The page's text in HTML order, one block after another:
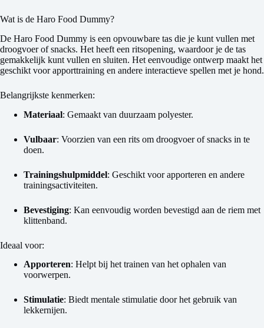
Wat is de Haro Food Dummy?
De Haro Food Dummy is een opvouwbare tas die je kunt vullen met
droogvoer of snacks. Het heeft een ritsopening, waardoor je de tas
gemakkelijk kunt vullen en sluiten. Het eenvoudige ontwerp maakt het
geschikt voor apporttraining en andere interactieve spellen met je hond.
Belangrijkste kenmerken:
Materiaal: Gemaakt van duurzaam polyester.
Vulbaar: Voorzien van een rits om droogvoer of snacks in te
doen.
Trainingshulpmiddel: Geschikt voor apporteren en andere
trainingsactiviteiten.
Bevestiging: Kan eenvoudig worden bevestigd aan de riem met
klittenband.
Ideaal voor:
Apporteren: Helpt bij het trainen van het ophalen van
voorwerpen.
Stimulatie: Biedt mentale stimulatie door het gebruik van
lekkernijen.